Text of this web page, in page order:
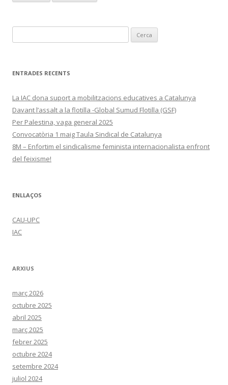
ENTRADES RECENTS
La IAC dona suport a mobilitzacions educatives a Catalunya
Davant l’assalt a la flotilla -Global Sumud Flotilla (GSF)
Per Palestina, vaga general 2025
Convocatòria 1 maig Taula Sindical de Catalunya
8M – Enfortim el sindicalisme feminista internacionalista enfront
del feixisme!
ENLLAÇOS
CAU-UPC
IAC
ARXIUS
març 2026
octubre 2025
abril 2025
març 2025
febrer 2025
octubre 2024
setembre 2024
juliol 2024